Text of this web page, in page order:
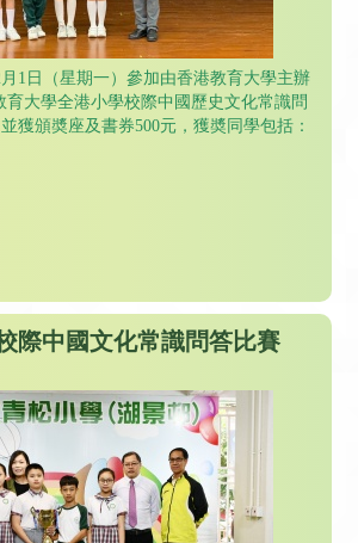
1日（星期一）參加由香港教育大學主辦
育大學全港小學校際中國歷史文化常識問
獲頒奬座及書券500元，獲奬同學包括：
際中國文化常識問答比賽